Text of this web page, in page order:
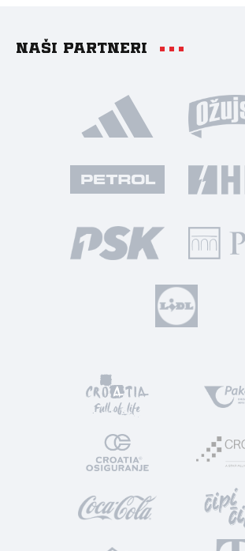
Naši partneri